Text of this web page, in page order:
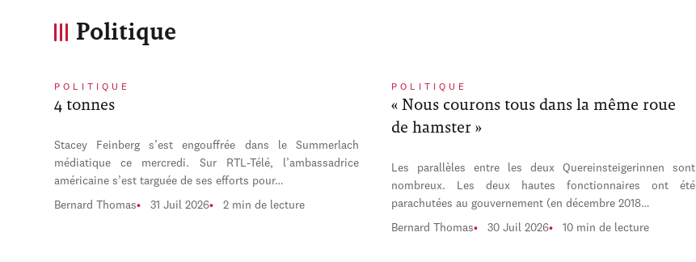
Politique
POLITIQUE
4 tonnes
Stacey Feinberg s’est engouffrée dans le Summerlach
médiatique ce mercredi. Sur RTL-Télé, l’ambassadrice
américaine s’est targuée de ses efforts pour…
Bernard Thomas 31 Juil 2026 2 min de lecture
POLITIQUE
« Nous courons tous dans la même roue
de hamster »
Les parallèles entre les deux Quereinsteigerinnen sont
nombreux. Les deux hautes fonctionnaires ont été
parachutées au gouvernement (en décembre 2018…
Bernard Thomas 30 Juil 2026 10 min de lecture